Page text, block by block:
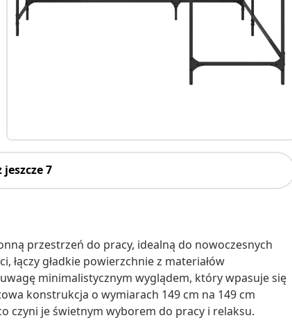
jeszcze 7
przestrzeń do pracy, idealną do nowoczesnych
łączy gładkie powierzchnie z materiałów
minimalistycznym wyglądem, który wpasuje się
konstrukcja o wymiarach 149 cm na 149 cm
czyni je świetnym wyborem do pracy i relaksu.